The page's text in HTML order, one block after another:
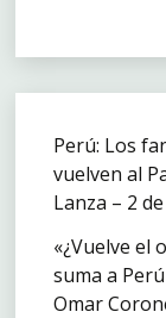
Perú: Los
vuelven al
Lanza – 2
«¿Vuelve el
suma a
Omar